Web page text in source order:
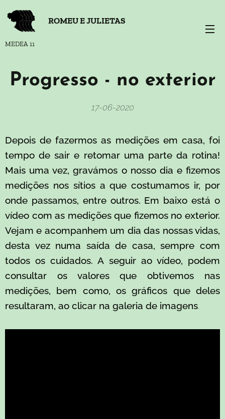
ROMEU E JULIETAS
MEDEA 11
Progresso - no exterior
17-06-2020
Depois de fazermos as medições em casa, foi
tempo de sair e retomar uma parte da rotina!
Mais uma vez, gravámos o nosso dia e fizemos
medições nos sítios a que costumamos ir, por
onde passamos, entre outros. Em baixo está o
vídeo com as medições que fizemos no exterior.
Vejam e acompanhem um dia das nossas vidas,
desta vez numa saída de casa, sempre com
todos os cuidados. A seguir ao vídeo, podem
consultar os valores que obtivemos nas
medições, bem como, os gráficos que deles
resultaram, ao clicar na galeria de imagens.